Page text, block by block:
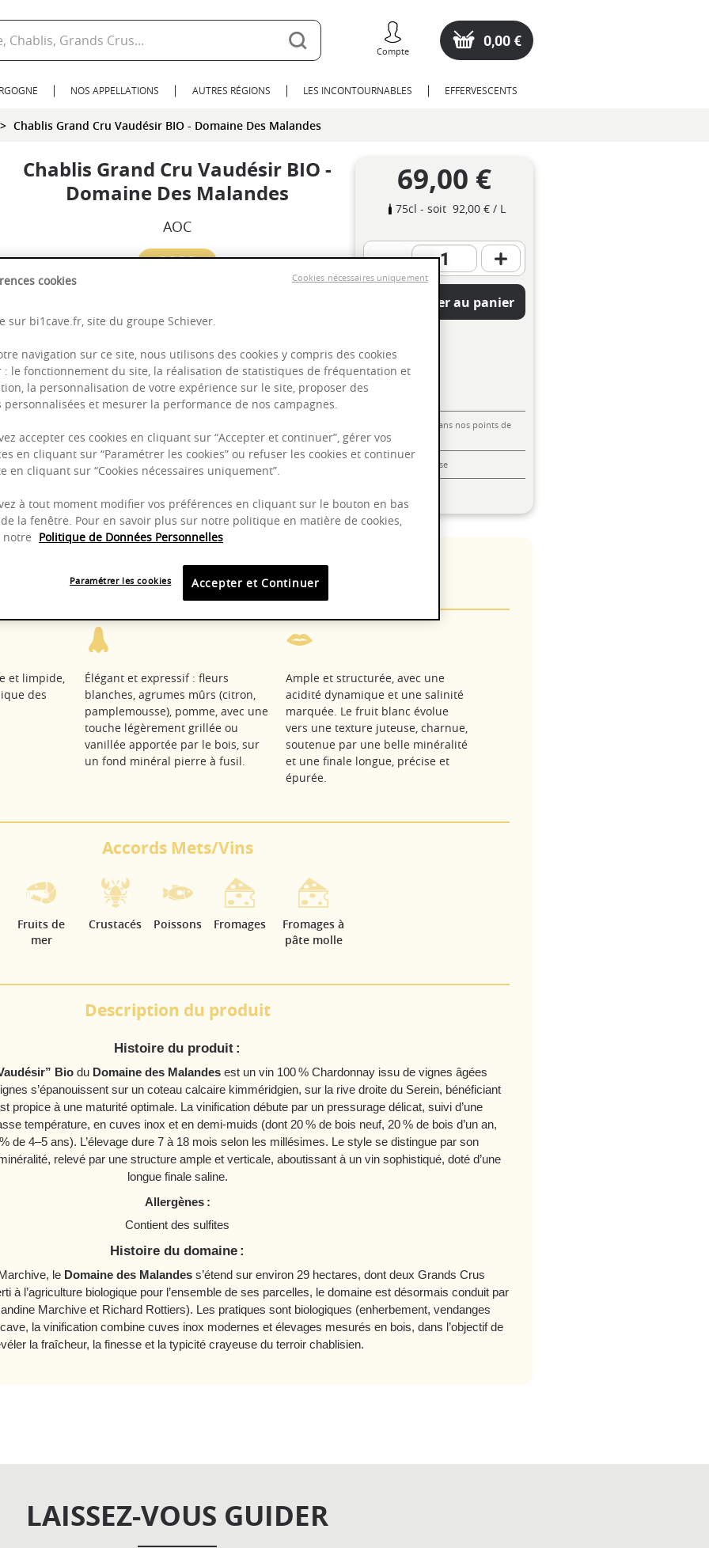
Compte
0,00 €
NOS APPELLATIONS AUTRES RÉGIONS LES INCONTOURNABLES EFFERVESCENTS
Chablis Grand Cru Vaudésir BIO - Domaine Des Malandes
Chablis Grand Cru Vaudésir BIO -
Domaine Des Malandes
AOC
2022
Puissant
Complexité
Epicé
69,00 €
75cl - soit 92,00 €/ L
Ajouter au panier
Livraison offerte dans nos points de
vente
Emballage anti-casse
Chardonnay
et limpide,
des
Élégant et expressif : fleurs
blanches, agrumes mûrs (citron,
pamplemousse), pomme, avec une
touche légèrement grillée ou
vanillée apportée par le bois, sur
un fond minéral pierre à fusil.
Ample et structurée, avec une
acidité dynamique et une salinité
marquée. Le fruit blanc évolue
vers une texture juteuse, charnue,
soutenue par une belle minéralité
et une finale longue, précise et
épurée.
Accords Mets/Vins
Fruits de
mer
Crustacés Poissons Fromages
Fromages à
pâte molle
Description du produit
Histoire du produit :
Biodu Domaine des Malandesest un vin 100 % Chardonnay issu de vignes âgées
s’épanouissent sur un coteau calcaire kimméridgien, sur la rive droite du Serein, bénéficiant
propice à une maturité optimale. La vinification débute par un pressurage délicat, suivi d’une
température, en cuves inox et en demi-muids (dont 20 % de bois neuf, 20 % de bois d’un an,
de 4–5 ans). L’élevage dure 7 à 18 mois selon les millésimes. Le style se distingue par son
relevé par une structure ample et verticale, aboutissant à un vin sophistiqué, doté d’une
longue finale saline.
Allergènes :
Contient des sulfites
Histoire du domaine :
le Domaine des Malandess’étend sur environ 29 hectares, dont deux Grands Crus
à l’agriculture biologique pour l’ensemble de ses parcelles, le domaine est désormais conduit par
Marchive et Richard Rottiers). Les pratiques sont biologiques (enherbement, vendanges
la vinification combine cuves inox modernes et élevages mesurés en bois, dans l’objectif de
la fraîcheur, la finesse et la typicité crayeuse du terroir chablisien.
LAISSEZ-VOUS GUIDER
cookies
sur bi1cave.fr, site du groupe Schiever.
navigation sur ce site, nous utilisons des cookies y compris des cookies
: le fonctionnement du site, la réalisation de statistiques de fréquentation et
la personnalisation de votre expérience sur le site, proposer des
personnalisées et mesurer la performance de nos campagnes.
accepter ces cookies en cliquant sur “Accepter et continuer”, gérer vos
en cliquant sur “Paramétrer les cookies” ou refuser les cookies et continuer
en cliquant sur “Cookies nécessaires uniquement”.
à tout moment modifier vos préférences en cliquant sur le bouton en bas
la fenêtre. Pour en savoir plus sur notre politique en matière de cookies,
notre Politique de Données Personnelles
Accepter et Continuer
Paramétrer les cookies
Cookies nécessaires uniquement